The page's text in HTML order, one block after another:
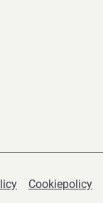
Cookiepolicy